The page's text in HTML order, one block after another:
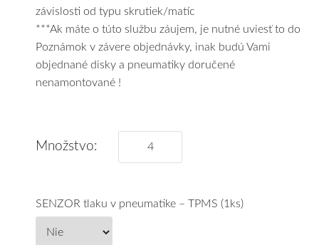
závislosti od typu skrutiek/matíc
***Ak máte o túto službu záujem, je nutné uviesť to do
Poznámok v závere objednávky, inak budú Vami
objednané disky a pneumatiky doručené
nenamontované !
Množstvo:
SENZOR tlaku v pneumatike – TPMS (1ks)